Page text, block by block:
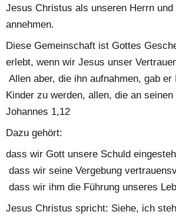
Jesus Christus als unseren Herrn und
annehmen.
Diese Gemeinschaft ist Gottes
erlebt, wenn wir Jesus unser
Allen aber, die ihn aufnahmen, gab er
Kinder zu werden, allen, die an seinen
Johannes 1,12
Dazu gehört:
dass wir Gott unsere Schuld
dass wir seine Vergebung
dass wir ihm die Führung unseres
Jesus Christus spricht: Siehe, ich